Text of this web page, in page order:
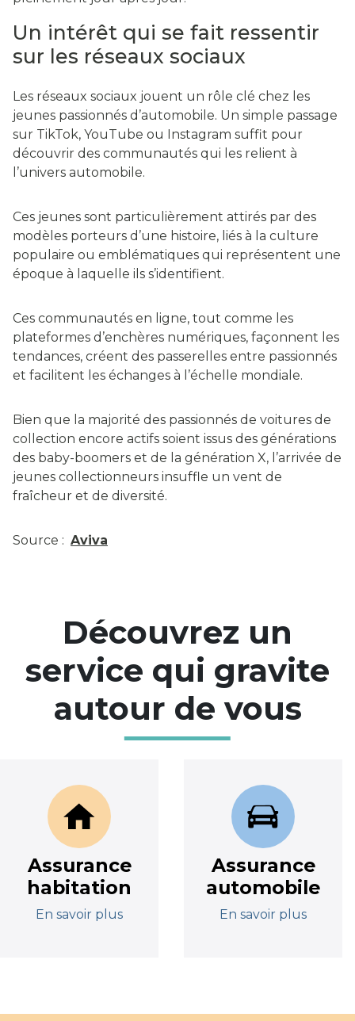
Un intérêt qui se fait ressentir
sur les réseaux sociaux
Les réseaux sociaux jouent un rôle clé chez les
jeunes passionnés d’automobile. Un simple passage
sur TikTok, YouTube ou Instagram suffit pour
découvrir des communautés qui les relient à
l’univers automobile.
Ces jeunes sont particulièrement attirés par des
modèles porteurs d’une histoire, liés à la culture
populaire ou emblématiques qui représentent une
époque à laquelle ils s’identifient.
Ces communautés en ligne, tout comme les
plateformes d’enchères numériques, façonnent les
tendances, créent des passerelles entre passionnés
et facilitent les échanges à l’échelle mondiale.
Bien que la majorité des passionnés de voitures de
collection encore actifs soient issus des générations
des baby-boomers et de la génération X, l’arrivée de
jeunes collectionneurs insuffle un vent de
fraîcheur et de diversité.
Source : Aviva
Découvrez un
service qui gravite
autour de vous
Assurance
habitation
En savoir plus
Assurance
automobile
En savoir plus